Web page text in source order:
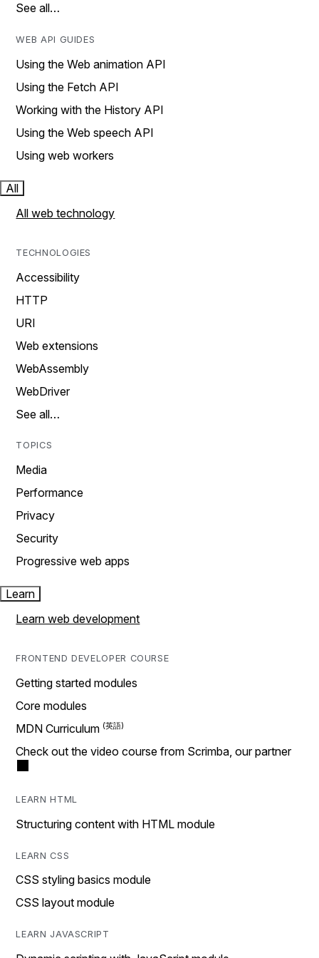
See all…
WEB API GUIDES
Using the Web animation API
Using the Fetch API
Working with the History API
Using the Web speech API
Using web workers
All
All web technology
TECHNOLOGIES
Accessibility
HTTP
URI
Web extensions
WebAssembly
WebDriver
See all…
TOPICS
Media
Performance
Privacy
Security
Progressive web apps
Learn
Learn web development
FRONTEND DEVELOPER COURSE
Getting started modules
Core modules
MDN Curriculum
Check out the video course from Scrimba, our partner
LEARN HTML
Structuring content with HTML module
LEARN CSS
CSS styling basics module
CSS layout module
LEARN JAVASCRIPT